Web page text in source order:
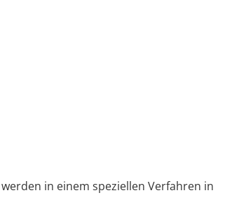
in einem speziellen Verfahren in